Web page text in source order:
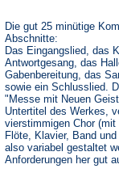
Die gut 25 minütige
Abschnitte:
Das Eingangslied, das
Antwortgesang, das
Gabenbereitung, das
sowie ein Schlusslied.
"Messe mit Neuen
Untertitel des Werkes,
vierstimmigen Chor (mit
Flöte, Klavier, Band
also variabel gestaltet
Anforderungen her gut